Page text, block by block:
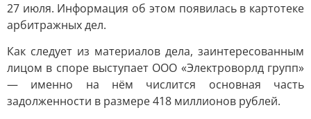
27 июля. Информация об этом появилась в картотеке
арбитражных дел.
Как следует из материалов дела, заинтересованным
лицом в споре выступает ООО «Электроворлд групп»
— именно на нём числится основная часть
задолженности в размере 418 миллионов рублей.